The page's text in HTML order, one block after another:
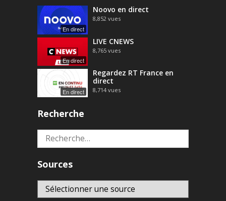
En direct
Noovo en direct
8,852 vues
En direct
LIVE CNEWS
8,765 vues
En direct
Regardez RT France en
direct
8,714 vues
Recherche
Rechercher :
Sources